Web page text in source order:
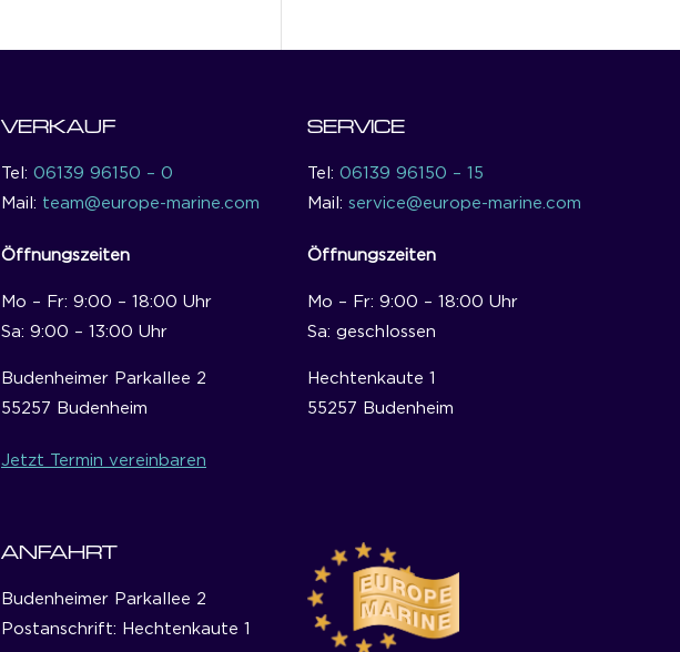
VERKAUF
Tel: 06139 96150 – 0
Mail: team@europe-marine.com
Öffnungszeiten
Mo – Fr: 9:00 – 18:00 Uhr
Sa: 9:00 – 13:00 Uhr
Budenheimer Parkallee 2
55257 Budenheim
Jetzt Termin vereinbaren
SERVICE
Tel: 06139 96150 – 15
Mail: service@europe-marine.com
Öffnungszeiten
Mo – Fr: 9:00 – 18:00 Uhr
Sa: geschlossen
Hechtenkaute 1
55257 Budenheim
ANFAHRT
Budenheimer Parkallee 2
Postanschrift: Hechtenkaute 1